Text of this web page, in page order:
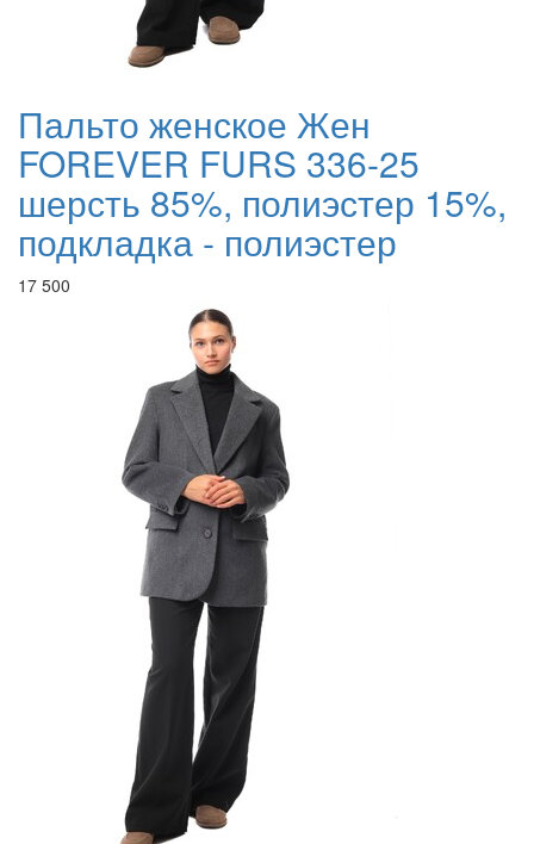
Пальто женское Жен
FOREVER FURS 336-25
шерсть 85%, полиэстер 15%,
подкладка - полиэстер
17 500